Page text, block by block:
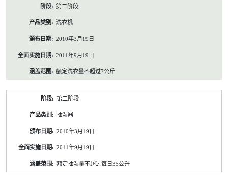
第二阶段
洗衣机
2010年3月19日
2011年9月19日
额定洗衣量不超过7公斤
第二阶段
抽湿器
2010年3月19日
2011年9月19日
额定抽湿量不超过每日35公升